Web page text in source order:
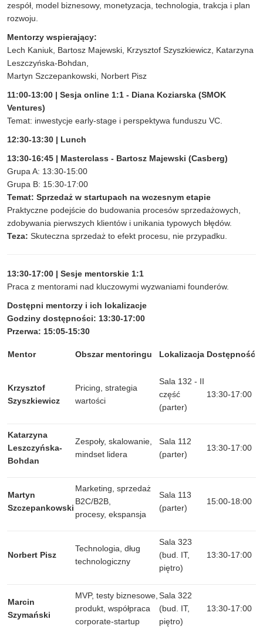
zespół, model biznesowy, monetyzacja, technologia, trakcja i plan
rozwoju.
Mentorzy wspierający:
Lech Kaniuk, Bartosz Majewski, Krzysztof Szyszkiewicz, Katarzyna
Leszczyńska-Bohdan,
Martyn Szczepankowski, Norbert Pisz
11:00-13:00 | Sesja online 1:1 - Diana Koziarska (SMOK
Ventures)
Temat: inwestycje early-stage i perspektywa funduszu VC.
12:30-13:30 | Lunch
13:30-16:45 | Masterclass - Bartosz Majewski (Casberg)
Grupa A: 13:30-15:00
Grupa B: 15:30-17:00
Temat: Sprzedaż w startupach na wczesnym etapie
Praktyczne podejście do budowania procesów sprzedażowych,
zdobywania pierwszych klientów i unikania typowych błędów.
Teza: Skuteczna sprzedaż to efekt procesu, nie przypadku.
13:30-17:00 | Sesje mentorskie 1:1
Praca z mentorami nad kluczowymi wyzwaniami founderów.
Dostępni mentorzy i ich lokalizacje
Godziny dostępności: 13:30-17:00
Przerwa: 15:05-15:30
Mentor Obszar mentoringu Lokalizacja Dostępność
Krzysztof
Szyszkiewicz
Pricing, strategia
wartości
Sala 132 - II
część
(parter)
13:30-17:00
Katarzyna
Leszczyńska-
Bohdan
Zespoły, skalowanie,
mindset lidera
Sala 112
(parter)
13:30-17:00
Martyn
Szczepankowski
Marketing, sprzedaż
B2C/B2B,
procesy, ekspansja
Sala 113
(parter)
15:00-18:00
Norbert Pisz
Technologia, dług
technologiczny
Sala 323
(bud. IT,
piętro)
13:30-17:00
Marcin
Szymański
MVP, testy biznesowe,
produkt, współpraca
corporate-startup
Sala 322
(bud. IT,
piętro)
13:30-17:00